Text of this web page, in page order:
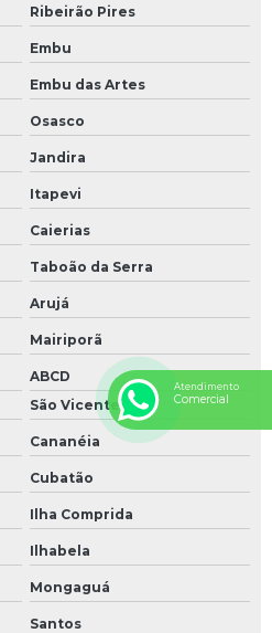
Ribeirão Pires
Embu
Embu das Artes
Osasco
Jandira
Itapevi
Caierias
Taboão da Serra
Arujá
Mairiporã
ABCD
São Vicente
Cananéia
Cubatão
Ilha Comprida
Ilhabela
Mongaguá
Santos
Atendimento
Comercial